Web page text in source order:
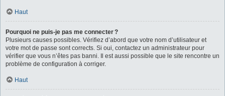
Haut
Pourquoi ne puis-je pas me connecter ?
Plusieurs causes possibles. Vérifiez d’abord que votre nom d’utilisateur et
votre mot de passe sont corrects. Si oui, contactez un administrateur pour
vérifier que vous n’êtes pas banni. Il est aussi possible que le site rencontre un
problème de configuration à corriger.
Haut